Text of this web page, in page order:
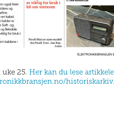
uke 25.Her kan du lese
historiskarkiv.